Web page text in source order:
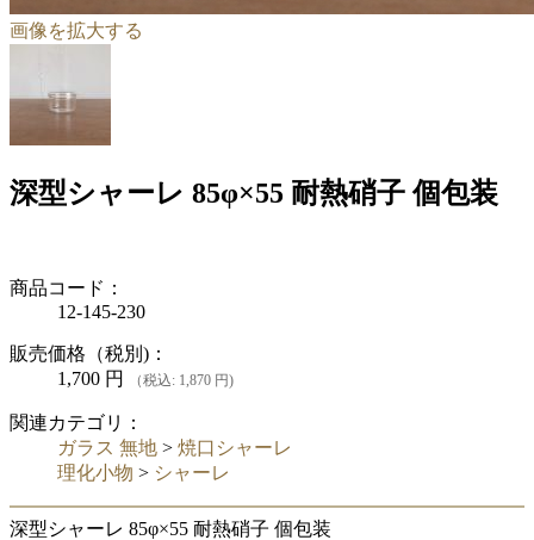
画像を拡大する
深型シャーレ 85φ×55 耐熱硝子 個包装
商品コード：
12-145-230
販売価格（税別)：
1,700 円 （税込: 1,870 円)
関連カテゴリ：
ガラス 無地 > 焼口シャーレ
理化小物 > シャーレ
深型シャーレ 85φ×55 耐熱硝子 個包装